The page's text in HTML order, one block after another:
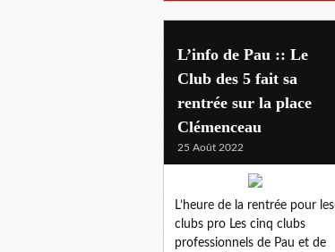
L’info de Pau :: Le
Club des 5 fait sa
rentrée sur la place
Clémenceau
25 Août 2022
L’heure de la rentrée pour les
clubs pro Les cinq clubs
professionnels de Pau et de